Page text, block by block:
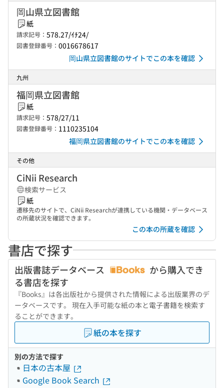
岡山県立図書館
紙
請求記号： 578.27/ｲﾁ24/
図書登録番号： 0016678617
岡山県立図書館のサイトでこの本を確認
九州
福岡県立図書館
紙
請求記号： 578/27/11
図書登録番号： 1110235104
福岡県立図書館のサイトでこの本を確認
その他
CiNii Research
検索サービス
紙
遷移先のサイトで、CiNii Researchが連携している機関・データベース
の所蔵状況を確認できます。
この本の所蔵を確認
書店で探す
出版書誌データベース
から購入でき
る書店を探す
『Books』は各出版社から提供された情報による出版業界のデ
ータベースです。 現在入手可能な紙の本と電子書籍を検索す
ることができます。
紙の本を探す
別の方法で探す
日本の古本屋
Google Book Search